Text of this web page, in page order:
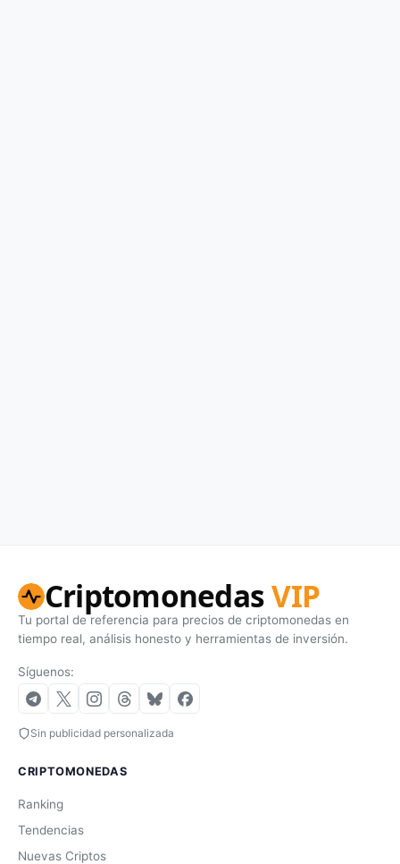
CriptomonedasVIP
Tu portal de referencia para precios de criptomonedas en
tiempo real, análisis honesto y herramientas de inversión.
Síguenos:
Sin publicidad personalizada
CRIPTOMONEDAS
Ranking
Tendencias
Nuevas Criptos